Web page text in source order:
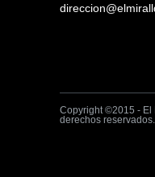
Copyright ©2015 - El
derechos reservados.